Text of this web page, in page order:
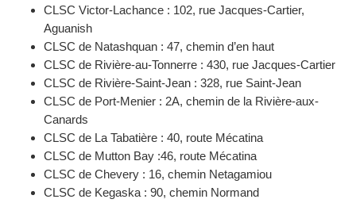
CLSC Victor-Lachance : 102, rue Jacques-Cartier,
Aguanish
CLSC de Natashquan : 47, chemin d’en haut
CLSC de Rivière-au-Tonnerre : 430, rue Jacques-Cartier
CLSC de Rivière-Saint-Jean : 328, rue Saint-Jean
CLSC de Port-Menier : 2A, chemin de la Rivière-aux-
Canards
CLSC de La Tabatière : 40, route Mécatina
CLSC de Mutton Bay :46, route Mécatina
CLSC de Chevery : 16, chemin Netagamiou
CLSC de Kegaska : 90, chemin Normand